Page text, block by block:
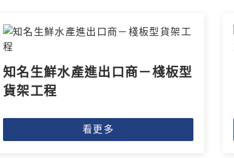
知名生鮮水產進出口商－棧板型
貨架工程
看更多